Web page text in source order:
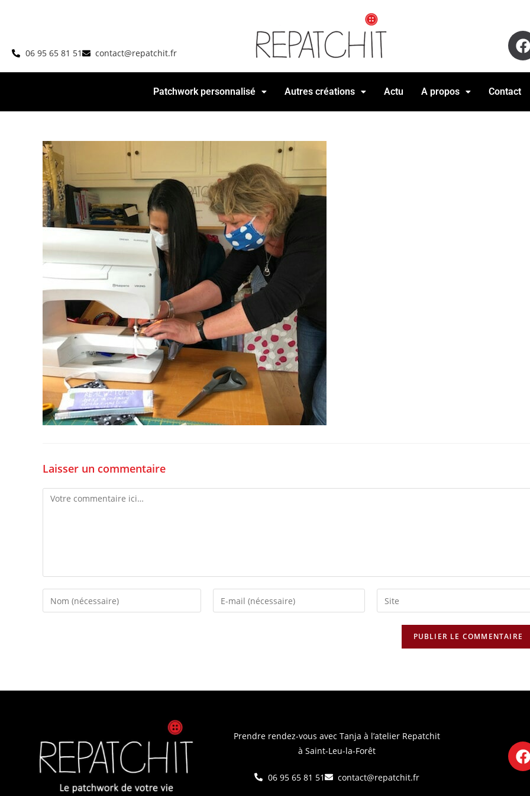
06 95 65 81 51 contact@repatchit.fr
Patchwork personnalisé Autres créations Actu A propos Contact
Laisser un commentaire
Prendre rendez-vous avec Tanja à l’atelier Repatchit
à Saint-Leu-la-Forêt
06 95 65 81 51 contact@repatchit.fr